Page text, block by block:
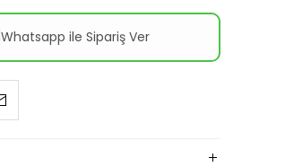
Whatsapp ile Sipariş Ver